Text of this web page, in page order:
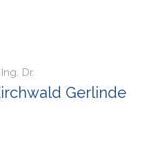
Dr.
Gerlinde